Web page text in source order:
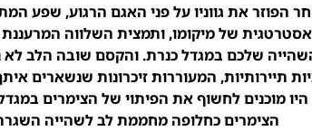
הפוזר את גווניו על פני האגם הרגוע, שפע
של מיקומו, ותמצית השלווה
שלכם במגדל כנרת. והקסם שובה הלב לא
תיירותיות, המעוררות זיכרונות שנשארים
היו מוכנים לחשוף את הפיתוי של הצימרים
הצימרים כחלופה מחממת לב לשהייה